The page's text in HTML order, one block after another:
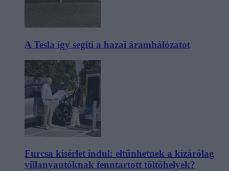
A Tesla így segíti a hazai áramhálózatot
Furcsa kísérlet indul: eltűnhetnek a kizárólag
villanyautóknak fenntartott töltőhelyek?